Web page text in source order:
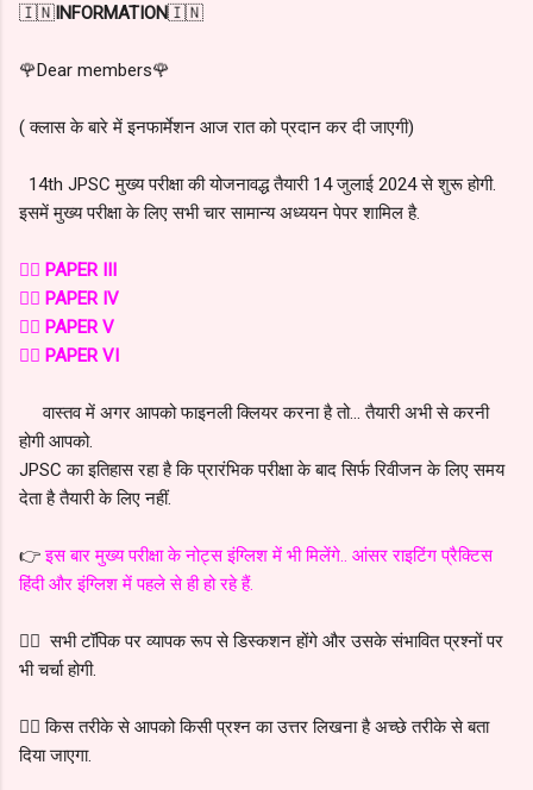
🇮🇳INFORMATION🇮🇳
🌹Dear members🌹
( क्लास के बारे में इनफार्मेशन आज रात को प्रदान कर दी जाएगी)
14th JPSC मुख्य परीक्षा की योजनावद्ध तैयारी 14 जुलाई 2024 से शुरू होगी.
इसमें मुख्य परीक्षा के लिए सभी चार सामान्य अध्ययन पेपर शामिल है.
👉🏻 PAPER III
👉🏻 PAPER IV
👉🏻 PAPER V
👉🏻 PAPER VI
वास्तव में अगर आपको फाइनली क्लियर करना है तो... तैयारी अभी से करनी
होगी आपको.
JPSC का इतिहास रहा है कि प्रारंभिक परीक्षा के बाद सिर्फ रिवीजन के लिए समय
देता है तैयारी के लिए नहीं.
👉इस बार मुख्य परीक्षा के नोट्स इंग्लिश में भी मिलेंगे.. आंसर राइटिंग प्रैक्टिस
हिंदी और इंग्लिश में पहले से ही हो रहे हैं.
👉🏻 सभी टॉपिक पर व्यापक रूप से डिस्कशन होंगे और उसके संभावित प्रश्नों पर
भी चर्चा होगी.
👉🏻 किस तरीके से आपको किसी प्रश्न का उत्तर लिखना है अच्छे तरीके से बता
दिया जाएगा.